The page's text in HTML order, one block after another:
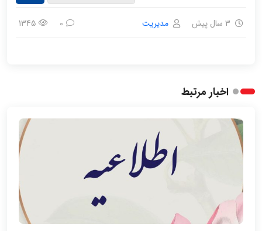
3 سال پیش مدیریت 0
1345
اخبار مرتبط